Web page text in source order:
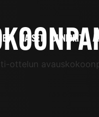
NAISET JUNIORIT
ottelun